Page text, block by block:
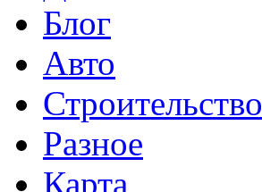
Блог
Авто
Строительство
Разное
Карта